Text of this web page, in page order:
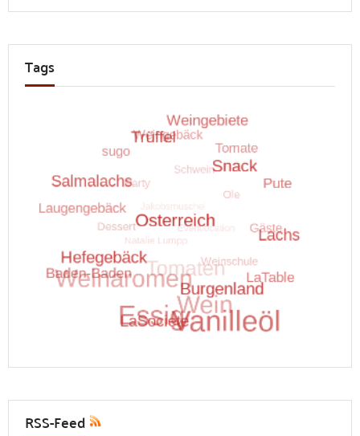
Tags
RSS-Feed